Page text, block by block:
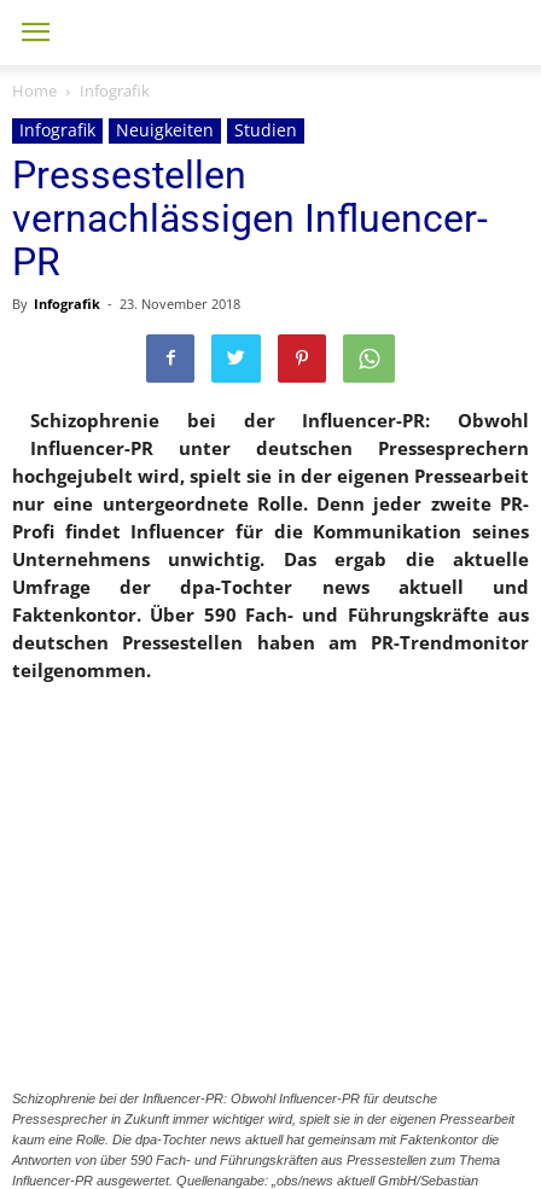
Home Infografik
Infografik Neuigkeiten Studien
Pressestellen
vernachlässigen Influencer-
PR
By Infografik - 23. November 2018
Schizophrenie bei der Influencer-PR: Obwohl
Influencer-PR unter deutschen Pressesprechern
hochgejubelt wird, spielt sie in der eigenen Pressearbeit
nur eine untergeordnete Rolle. Denn jeder zweite PR-
Profi findet Influencer für die Kommunikation seines
Unternehmens unwichtig. Das ergab die aktuelle
Umfrage der dpa-Tochter news aktuell und
Faktenkontor. Über 590 Fach- und Führungskräfte aus
deutschen Pressestellen haben am PR-Trendmonitor
teilgenommen.
Schizophrenie bei der Influencer-PR: Obwohl Influencer-PR für deutsche
Pressesprecher in Zukunft immer wichtiger wird, spielt sie in der eigenen Pressearbeit
kaum eine Rolle. Die dpa-Tochter news aktuell hat gemeinsam mit Faktenkontor die
Antworten von über 590 Fach- und Führungskräften aus Pressestellen zum Thema
Influencer-PR ausgewertet. Quellenangabe: „obs/news aktuell GmbH/Sebastian